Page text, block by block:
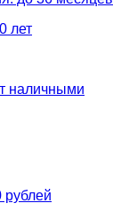
лет
наличными